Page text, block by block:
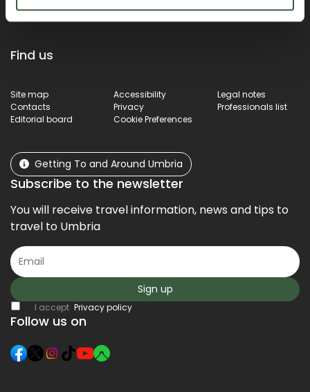
Find us
Site map Accessibility
Legal notes
Contacts
Privacy
Professionals list
Editorial board
Cookie Preferences
Getting To and Around Umbria
Subscribe to the newsletter
You will receive travel information, news and tips to
travel to Umbria
Sign up
I accept Privacy policy
Follow us on